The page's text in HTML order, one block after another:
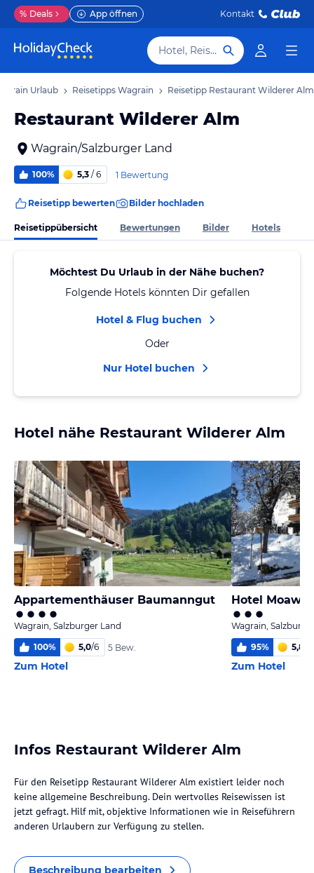
% Deals App öffnen Kontakt
Hotel, Reiseziel
Urlaub Reisetipps Wagrain Reisetipp Restaurant Wilderer Alm
Restaurant Wilderer Alm
Wagrain/Salzburger Land
100% 5,3 / 6 1 Bewertung
Reisetipp bewerten Bilder hochladen
Reisetippübersicht Bewertungen Bilder Hotels
Möchtest Du Urlaub in der Nähe buchen?
Folgende Hotels könnten Dir gefallen
Hotel & Flug buchen
Oder
Nur Hotel buchen
Hotel nähe Restaurant Wilderer Alm
Appartementhäuser Baumanngut
Wagrain, Salzburger Land
100% 5,0/6 5 Bew.
Zum Hotel
Hotel Moawirt
Wagrain,
95% 5,8
Zum Hotel
Infos Restaurant Wilderer Alm
Für den Reisetipp Restaurant Wilderer Alm existiert leider noch
keine allgemeine Beschreibung. Dein wertvolles Reisewissen ist
jetzt gefragt. Hilf mit, objektive Informationen wie in Reiseführern
anderen Urlaubern zur Verfügung zu stellen.
Beschreibung bearbeiten